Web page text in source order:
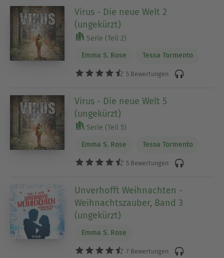
Virus - Die neue Welt 2
(ungekürzt)
Serie (Teil 2)
Emma S. Rose Tessa Tormento
5 Bewertungen
Virus - Die neue Welt 5
(ungekürzt)
Serie (Teil 5)
Emma S. Rose Tessa Tormento
5 Bewertungen
Unverhofft Weihnachten -
Weihnachtszauber, Band 3
(ungekürzt)
Emma S. Rose
7 Bewertungen